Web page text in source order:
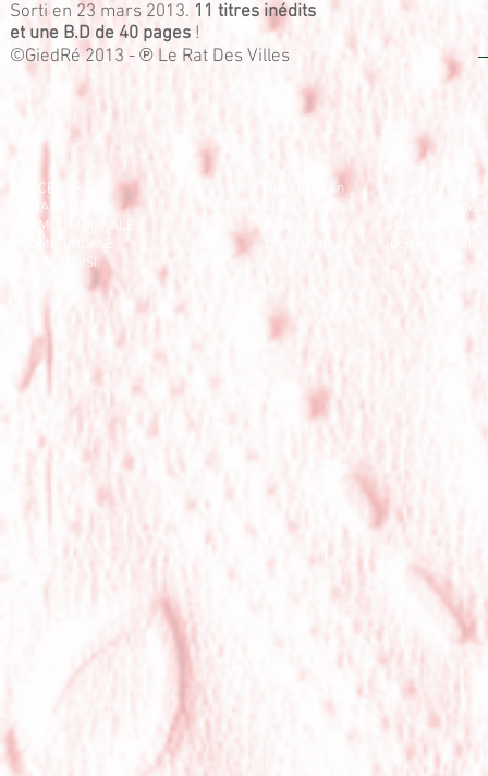
Sorti en 23 mars 2013. 11 titres inédits
et une B.D de 40 pages !
©GiedRé 2013 - ℗ Le Rat Des Villes
CONCERTS : Vincent Cron
MANAGEMENT : Alain Lahana
ROMO NATIONALE : Isabelle Simon
PROMO LOCALE : Lucie Rialhe
© 2016 MOISI.